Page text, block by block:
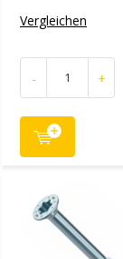
Vergleichen
- +